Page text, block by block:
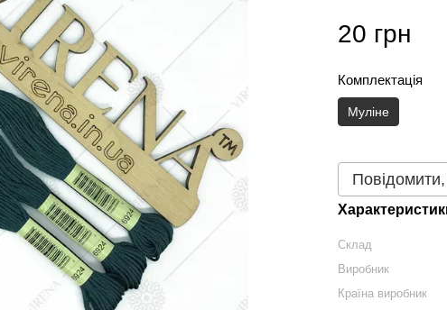
20 грн
Комплектація
Муліне
Склад
Виробник
Країна виробник